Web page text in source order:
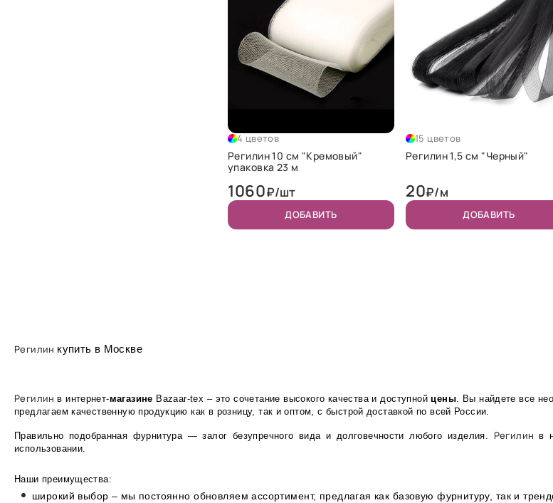
4 цветов
Регилин 10 см "Кремовый"
упаковка 23 м
1060₽/шт
ДОБАВИТЬ
15 цветов
Регилин 1,5 см "Черный"
20₽/м
ДОБАВИТЬ
Регилин купить в Москве
Регилинв интернет-магазине Bazaar-tex – это сочетание высокого качества и доступнойцены. Вы найдете все
предлагаем качественную продукцию как в розницу, так и оптом, с быстрой доставкой по всей России.
Правильно подобранная фурнитура — залог безупречного вида и долговечности любого изделия. Регилин в
использовании.
Наши преимущества:
широкий выбор – мы постоянно обновляем ассортимент, предлагая как базовую фурнитуру, так и